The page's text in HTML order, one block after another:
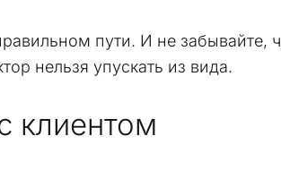
пути. И не забывайте,
нельзя упускать из вида.
клиентом